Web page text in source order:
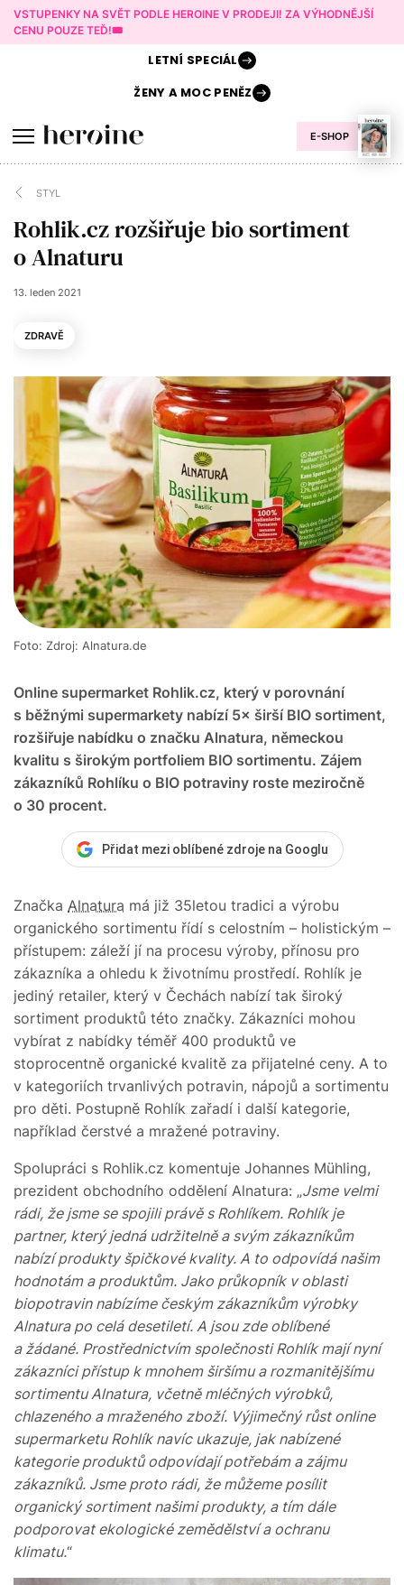
VSTUPENKY NA SVĚT PODLE HEROINE V PRODEJI! ZA VÝHODNĚJŠÍ
CENU POUZE TEĎ!🎟️
E-SHOP
LETNÍ SPECIÁL
ŽENY AMOC PENĚZ
STYL
Rohlik.cz rozšiřuje bio sortiment
o Alnaturu
13. leden 2021
ZDRAVĚ
Online supermarket Rohlik.cz, který v porovnání
s běžnými supermarkety nabízí 5× širší BIO sortiment,
rozšiřuje nabídku o značku Alnatura, německou
kvalitu s širokým portfoliem BIO sortimentu. Zájem
zákazníků Rohlíku o BIO potraviny roste meziročně
o 30 procent.
Foto: Zdroj: Alnatura.de
Přidat mezi oblíbené zdroje na Googlu
Značka Alnatura má již 35letou tradici a výrobu
organického sortimentu řídí s celostním – holistickým –
přístupem: záleží jí na procesu výroby, přínosu pro
zákazníka a ohledu k životnímu prostředí. Rohlík je
jediný retailer, který v Čechách nabízí tak široký
sortiment produktů této značky. Zákazníci mohou
vybírat z nabídky téměř 400 produktů ve
stoprocentně organické kvalitě za přijatelné ceny. A to
v kategoriích trvanlivých potravin, nápojů a sortimentu
pro děti. Postupně Rohlík zařadí i další kategorie,
například čerstvé a mražené potraviny.
Spolupráci s Rohlik.cz komentuje Johannes Mühling,
prezident obchodního oddělení Alnatura: „Jsme velmi
rádi, že jsme se spojili právě s Rohlíkem. Rohlík je
partner, který jedná udržitelně a svým zákazníkům
nabízí produkty špičkové kvality. A to odpovídá našim
hodnotám a produktům. Jako průkopník v oblasti
biopotravin nabízíme českým zákazníkům výrobky
Alnatura po celá desetiletí. A jsou zde oblíbené
a žádané. Prostřednictvím společnosti Rohlík mají nyní
zákazníci přístup k mnohem širšímu a rozmanitějšímu
sortimentu Alnatura, včetně mléčných výrobků,
chlazeného a mraženého zboží. Výjimečný růst online
supermarketu Rohlík navíc ukazuje, jak nabízené
kategorie produktů odpovídají potřebám a zájmu
zákazníků. Jsme proto rádi, že můžeme posílit
organický sortiment našimi produkty, a tím dále
podporovat ekologické zemědělství a ochranu
klimatu.“